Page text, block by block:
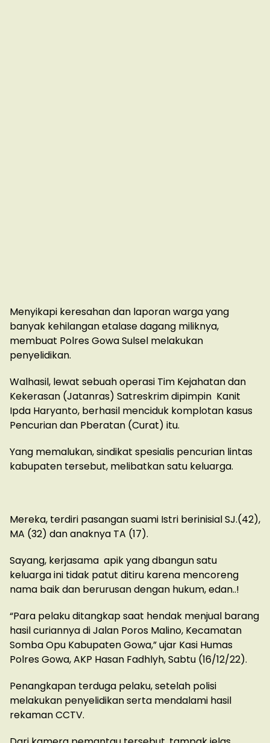
Menyikapi keresahan dan laporan warga yang
banyak kehilangan etalase dagang miliknya,
membuat Polres Gowa Sulsel melakukan
penyelidikan.
Walhasil, lewat sebuah operasi Tim Kejahatan dan
Kekerasan (Jatanras) Satreskrim dipimpin Kanit
Ipda Haryanto, berhasil menciduk komplotan kasus
Pencurian dan Pberatan (Curat) itu.
Yang memalukan, sindikat spesialis pencurian lintas
kabupaten tersebut, melibatkan satu keluarga.
Mereka, terdiri pasangan suami Istri berinisial SJ.(42),
MA (32) dan anaknya TA (17).
Sayang, kerjasama apik yang dbangun satu
keluarga ini tidak patut ditiru karena mencoreng
nama baik dan berurusan dengan hukum, edan..!
“Para pelaku ditangkap saat hendak menjual barang
hasil curiannya di Jalan Poros Malino, Kecamatan
Somba Opu Kabupaten Gowa,” ujar Kasi Humas
Polres Gowa, AKP Hasan Fadhlyh, Sabtu (16/12/22).
Penangkapan terduga pelaku, setelah polisi
melakukan penyelidikan serta mendalami hasil
rekaman CCTV.